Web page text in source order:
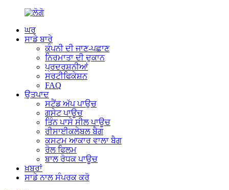
ਘਰ
ਸਾਡੇ ਬਾਰੇ
ਕੰਪਨੀ ਦੀ ਜਾਣ-ਪਛਾਣ
ਨਿਰਮਾਤਾ ਦੀ ਦੁਕਾਨ
ਪ੍ਰਦਰਸ਼ਨੀਆਂ
ਸਰਟੀਫਿਕੇਸ਼ਨ
FAQ
ਉਤਪਾਦ
ਸਟੈਂਡ ਅੱਪ ਪਾਉਚ
ਗਸੇਟ ਪਾਊਚ
ਤਿੰਨ ਪਾਸੇ ਸੀਲ ਪਾਊਚ
ਰੀਸਾਈਕਲੇਬਲ ਬੈਗ
ਕਸਟਮ ਆਕਾਰ ਵਾਲਾ ਬੈਗ
ਰੋਲ ਫਿਲਮ
ਬਾਲ ਰੋਧਕ ਪਾਊਚ
ਖ਼ਬਰਾਂ
ਸਾਡੇ ਨਾਲ ਸੰਪਰਕ ਕਰੋ